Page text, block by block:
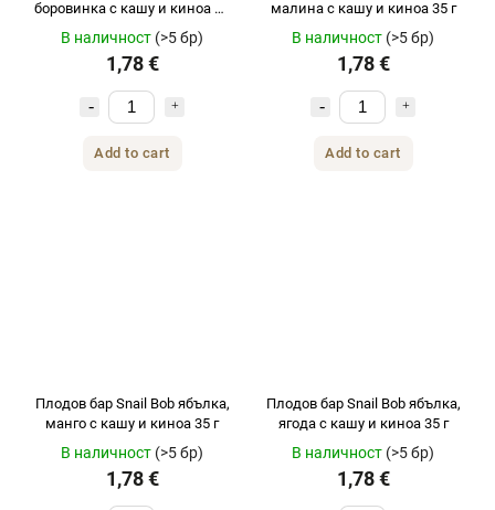
боровинка с кашу и киноа 35
В наличност (>5 бр)
1,78 €
Add to cart
малина с кашу и киноа 35 г
В наличност (>5 бр)
1,78 €
Add to cart
Плодов бар Snail Bob ябълка,
манго с кашу и киноа 35 г
В наличност (>5 бр)
1,78 €
Плодов бар Snail Bob ябълка,
ягода с кашу и киноа 35 г
В наличност (>5 бр)
1,78 €